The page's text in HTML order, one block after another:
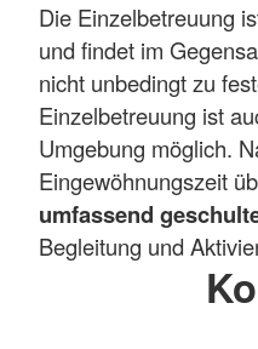
Die Einzelbetreuung
und findet im
nicht unbedingt zu
Einzelbetreuung ist
Umgebung möglich.
Eingewöhnungszeit
umfassend
Begleitung und